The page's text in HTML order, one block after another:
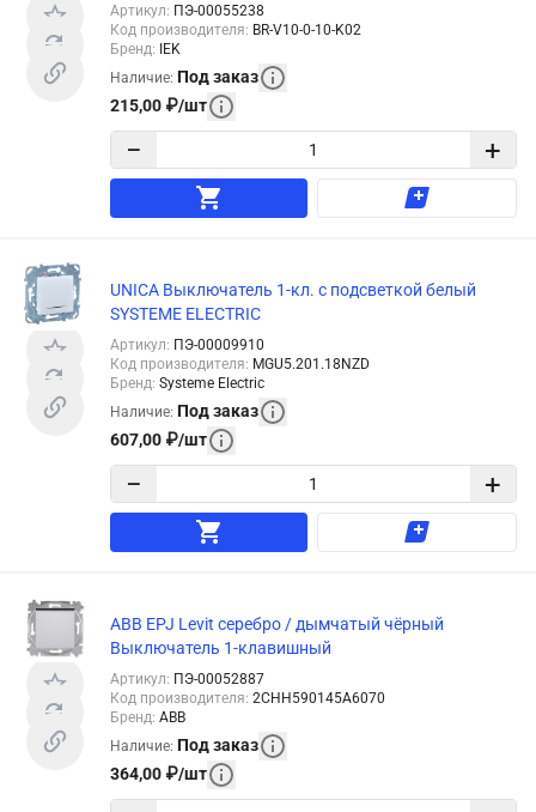
Артикул: ПЭ-00055238
Код производителя: BR-V10-0-10-K02
Бренд: IEK
Наличие: Под заказ
215,00 ₽/шт
− +
UNICA Выключатель 1-кл. с подсветкой белый
SYSTEME ELECTRIC
Артикул: ПЭ-00009910
Код производителя: MGU5.201.18NZD
Бренд: Systeme Electric
Наличие: Под заказ
607,00 ₽/шт
− +
ABB EPJ Levit серебро / дымчатый чёрный
Выключатель 1-клавишный
Артикул: ПЭ-00052887
Код производителя: 2CHH590145A6070
Бренд: ABB
Наличие: Под заказ
364,00 ₽/шт